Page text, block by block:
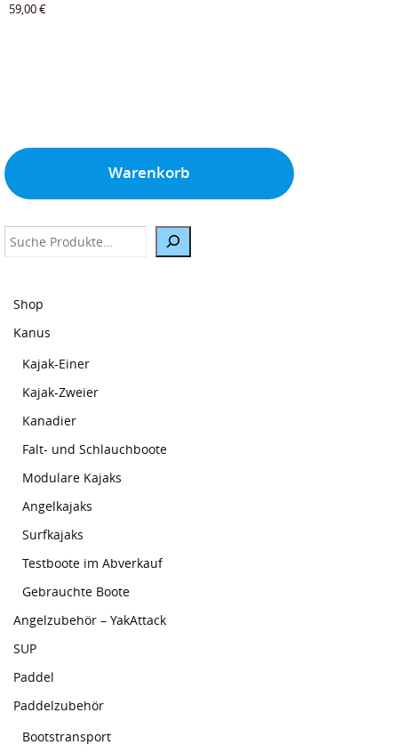
59,00€
Warenkorb
Suche
Shop
Kanus
Kajak-Einer
Kajak-Zweier
Kanadier
Falt- und Schlauchboote
Modulare Kajaks
Angelkajaks
Surfkajaks
Testboote im Abverkauf
Gebrauchte Boote
Angelzubehör – YakAttack
SUP
Paddel
Paddelzubehör
Bootstransport